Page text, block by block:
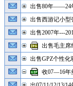
出售80年——24
出售西游记小型
出售2007年---
出售毛主席
出售GPZ个性化
收07—16年